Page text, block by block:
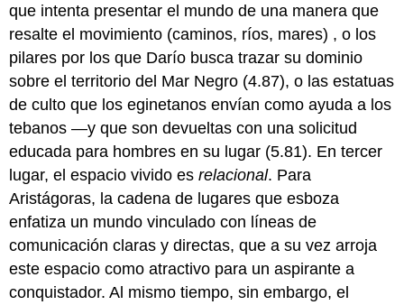
que intenta presentar el mundo de una manera que
resalte el movimiento (caminos, ríos, mares) , o los
pilares por los que Darío busca trazar su dominio
sobre el territorio del Mar Negro (4.87), o las estatuas
de culto que los eginetanos envían como ayuda a los
tebanos —y que son devueltas con una solicitud
educada para hombres en su lugar (5.81). En tercer
lugar, el espacio vivido esrelacional. Para
Aristágoras, la cadena de lugares que esboza
enfatiza un mundo vinculado con líneas de
comunicación claras y directas, que a su vez arroja
este espacio como atractivo para un aspirante a
conquistador. Al mismo tiempo, sin embargo, el